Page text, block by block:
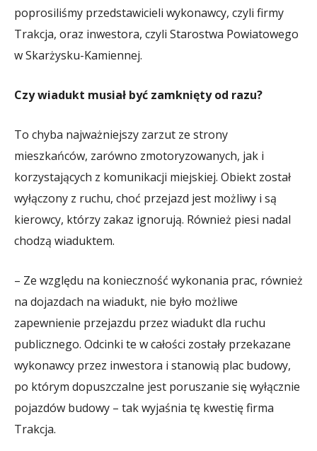
poprosiliśmy przedstawicieli wykonawcy, czyli firmy
Trakcja, oraz inwestora, czyli Starostwa Powiatowego
w Skarżysku-Kamiennej.
Czy wiadukt musiał być zamknięty od razu?
To chyba najważniejszy zarzut ze strony
mieszkańców, zarówno zmotoryzowanych, jak i
korzystających z komunikacji miejskiej. Obiekt został
wyłączony z ruchu, choć przejazd jest możliwy i są
kierowcy, którzy zakaz ignorują. Również piesi nadal
chodzą wiaduktem.
– Ze względu na konieczność wykonania prac, również
na dojazdach na wiadukt, nie było możliwe
zapewnienie przejazdu przez wiadukt dla ruchu
publicznego. Odcinki te w całości zostały przekazane
wykonawcy przez inwestora i stanowią plac budowy,
po którym dopuszczalne jest poruszanie się wyłącznie
pojazdów budowy – tak wyjaśnia tę kwestię firma
Trakcja.